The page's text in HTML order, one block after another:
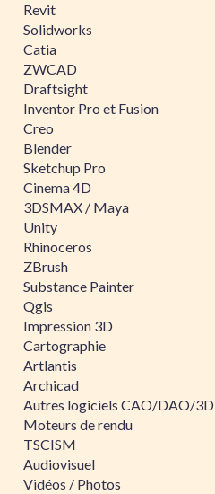
Revit
Solidworks
Catia
ZWCAD
Draftsight
Inventor Pro et Fusion
Creo
Blender
Sketchup Pro
Cinema 4D
3DSMAX / Maya
Unity
Rhinoceros
ZBrush
Substance Painter
Qgis
Impression 3D
Cartographie
Artlantis
Archicad
Autres logiciels CAO/DAO/3D
Moteurs de rendu
TSCISM
Audiovisuel
Vidéos / Photos